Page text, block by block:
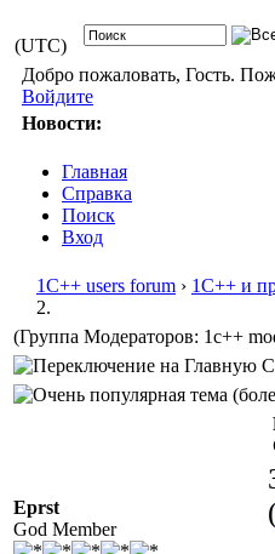
(UTC)
Добро пожаловать, Гость.
Войдите
Новости:
Главная
Справка
Поиск
Вход
1С++ users forum › 1С++ и
2.
(Группа Модераторов: 1c++
Eprst
God Member